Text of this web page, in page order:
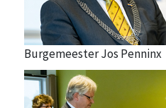
Burgemeester Jos Penninx